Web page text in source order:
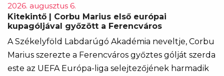
2026. augusztus 6.
Kitekintő | Corbu Marius első európai
kupagóljával győzött a Ferencváros
A Székelyföld Labdarúgó Akadémia neveltje, Corbu
Marius szerezte a Ferencváros győztes gólját szerda
este az UEFA Európa-liga selejtezőjének harmadik